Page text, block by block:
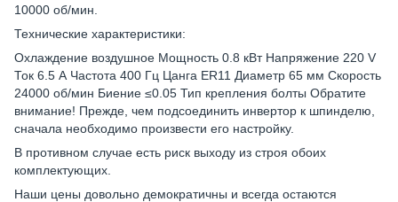
10000 об/мин.
Технические характеристики:
Охлаждение воздушное Мощность 0.8 кВт Напряжение 220 V
Ток 6.5 А Частота 400 Гц Цанга ER11 Диаметр 65 мм Скорость
24000 об/мин Биение ≤0.05 Тип крепления болты Обратите
внимание! Прежде, чем подсоединить инвертор к шпинделю,
сначала необходимо произвести его настройку.
В противном случае есть риск выходу из строя обоих
комплектующих.
Наши цены довольно демократичны и всегда остаются